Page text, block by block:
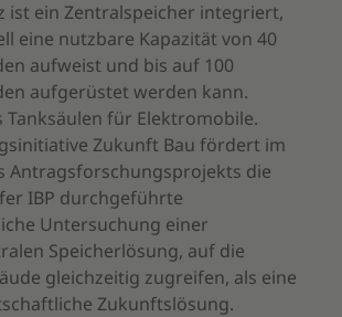
ist ein Zentralspeicher integriert,
eine nutzbare Kapazität von 40
aufweist und bis auf 100
aufgerüstet werden kann.
Tanksäulen für Elektromobile.
Zukunft Bau fördert im
Antragsforschungsprojekts die
IBP durchgeführte
Untersuchung einer
Speicherlösung, auf die
gleichzeitig zugreifen, als eine
Zukunftslösung.